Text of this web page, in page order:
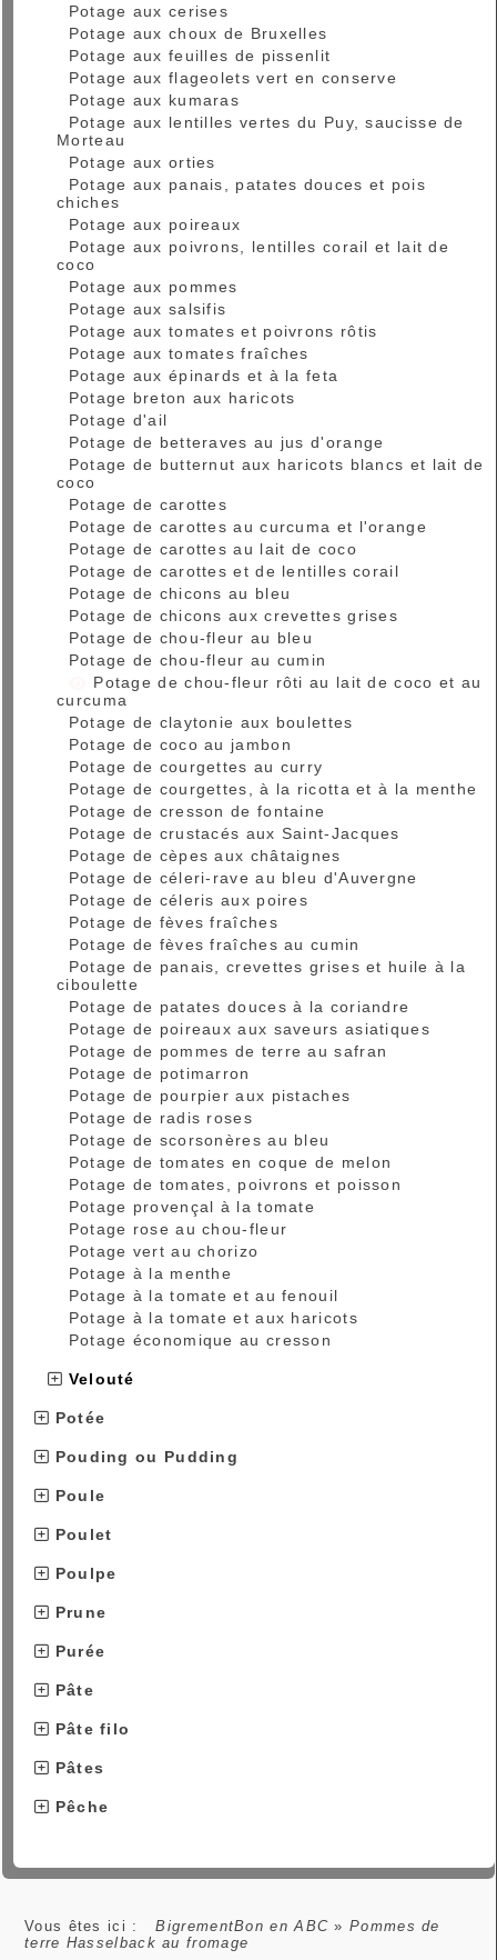
Potage aux cerises
Potage aux choux de Bruxelles
Potage aux feuilles de pissenlit
Potage aux flageolets vert en conserve
Potage aux kumaras
Potage aux lentilles vertes du Puy, saucisse de
Morteau
Potage aux orties
Potage aux panais, patates douces et pois
chiches
Potage aux poireaux
Potage aux poivrons, lentilles corail et lait de
coco
Potage aux pommes
Potage aux salsifis
Potage aux tomates et poivrons rôtis
Potage aux tomates fraîches
Potage aux épinards et à la feta
Potage breton aux haricots
Potage d'ail
Potage de betteraves au jus d'orange
Potage de butternut aux haricots blancs et lait de
coco
Potage de carottes
Potage de carottes au curcuma et l'orange
Potage de carottes au lait de coco
Potage de carottes et de lentilles corail
Potage de chicons au bleu
Potage de chicons aux crevettes grises
Potage de chou-fleur au bleu
Potage de chou-fleur au cumin
Potage de chou-fleur rôti au lait de coco et au
curcuma
Potage de claytonie aux boulettes
Potage de coco au jambon
Potage de courgettes au curry
Potage de courgettes, à la ricotta et à la menthe
Potage de cresson de fontaine
Potage de crustacés aux Saint-Jacques
Potage de cèpes aux châtaignes
Potage de céleri-rave au bleu d'Auvergne
Potage de céleris aux poires
Potage de fèves fraîches
Potage de fèves fraîches au cumin
Potage de panais, crevettes grises et huile à la
ciboulette
Potage de patates douces à la coriandre
Potage de poireaux aux saveurs asiatiques
Potage de pommes de terre au safran
Potage de potimarron
Potage de pourpier aux pistaches
Potage de radis roses
Potage de scorsonères au bleu
Potage de tomates en coque de melon
Potage de tomates, poivrons et poisson
Potage provençal à la tomate
Potage rose au chou-fleur
Potage vert au chorizo
Potage à la menthe
Potage à la tomate et au fenouil
Potage à la tomate et aux haricots
Potage économique au cresson
Velouté
Potée
Pouding ou Pudding
Poule
Poulet
Poulpe
Prune
Purée
Pâte
Pâte filo
Pâtes
Pêche
Vous êtes ici : BigrementBon en ABC»Pommes de
terre Hasselback au fromage